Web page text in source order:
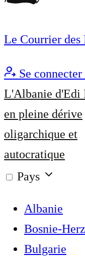
Le Courrier des
Se connecter
L'Albanie d'Edi
en pleine dérive
oligarchique et
autocratique
Pays
Albanie
Bosnie-
Bulgarie